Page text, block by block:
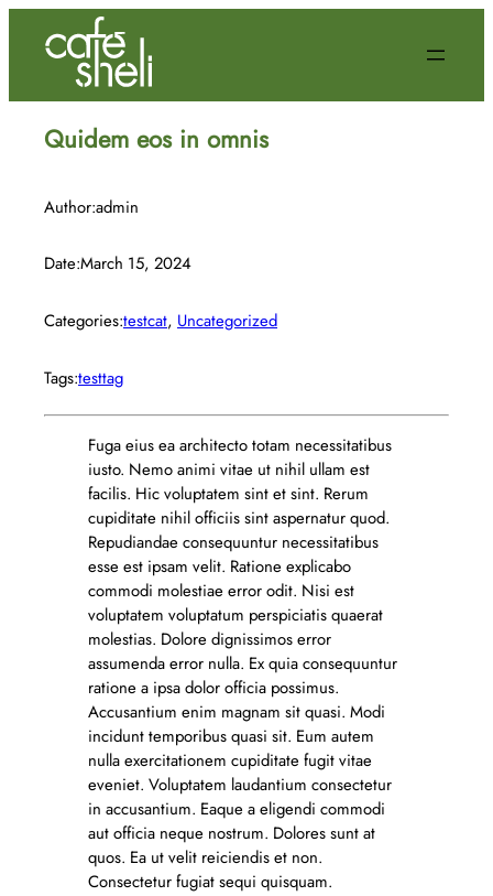
Quidem eos in omnis
Author:admin
Date:March 15, 2024
Categories:testcat, Uncategorized
Tags:testtag
Fuga eius ea architecto totam necessitatibus
iusto. Nemo animi vitae ut nihil ullam est
facilis. Hic voluptatem sint et sint. Rerum
cupiditate nihil officiis sint aspernatur quod.
Repudiandae consequuntur necessitatibus
esse est ipsam velit. Ratione explicabo
commodi molestiae error odit. Nisi est
voluptatem voluptatum perspiciatis quaerat
molestias. Dolore dignissimos error
assumenda error nulla. Ex quia consequuntur
ratione a ipsa dolor officia possimus.
Accusantium enim magnam sit quasi. Modi
incidunt temporibus quasi sit. Eum autem
nulla exercitationem cupiditate fugit vitae
eveniet. Voluptatem laudantium consectetur
in accusantium. Eaque a eligendi commodi
aut officia neque nostrum. Dolores sunt at
quos. Ea ut velit reiciendis et non.
Consectetur fugiat sequi quisquam.